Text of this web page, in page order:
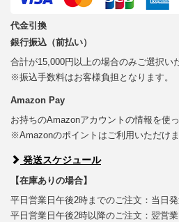
代金引換
銀行振込（前払い）
合計が15,000円以上の場合のみご選択い
※振込手数料はお客様負担となります。
Amazon Pay
お持ちのAmazonアカウントの情報を使
※Amazonのポイントはご利用いただけま
発送スケジュール
【在庫ありの場合】
平日営業日午後2時までのご注文：当日
平日営業日午後2時以降のご注文：翌営